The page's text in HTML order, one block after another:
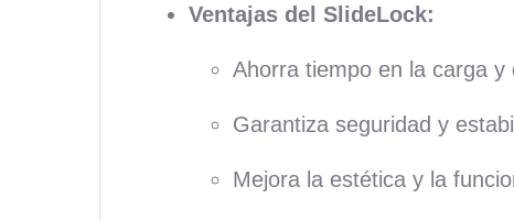
Ventajas del SlideLock:
Ahorra tiempo en la carga y
Garantiza seguridad y
Mejora la estética y la